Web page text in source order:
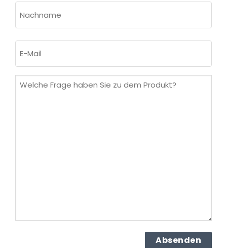
Vorname
Mail
Welche